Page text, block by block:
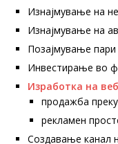
Изнајмување на
Изнајмување на
Позајмување
Инвестирање во
Изработка на
продажба преку
рекламен
Создавање канал